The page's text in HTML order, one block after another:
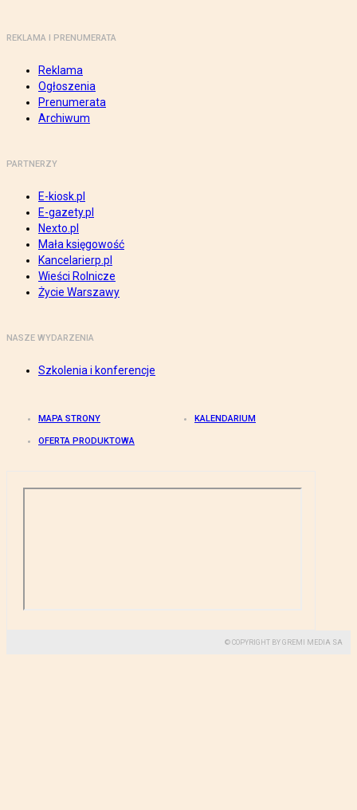
REKLAMA I PRENUMERATA
Reklama
Ogłoszenia
Prenumerata
Archiwum
PARTNERZY
E-kiosk.pl
E-gazety.pl
Nexto.pl
Mała księgowość
Kancelarierp.pl
Wieści Rolnicze
Życie Warszawy
NASZE WYDARZENIA
Szkolenia i konferencje
MAPA STRONY KALENDARIUM
OFERTA PRODUKTOWA
© COPYRIGHT BY GREMI MEDIA SA